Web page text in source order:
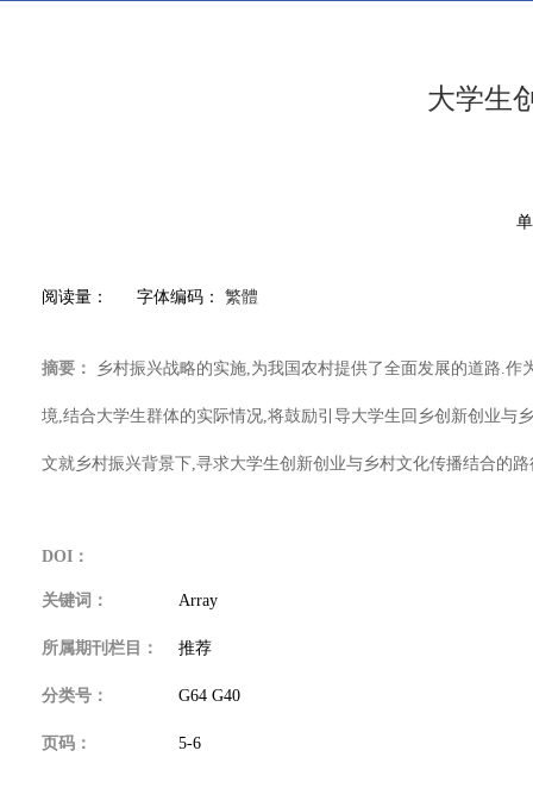
大学生
阅读量： 字体编码： 繁體
摘要： 乡村振兴战略的实施,为我国农村提供了全面发展的道路.
境,结合大学生群体的实际情况,将鼓励引导大学生回乡创新创业与
文就乡村振兴背景下,寻求大学生创新创业与乡村文化传播结合的
DOI：
关键词： Array
所属期刊栏目： 推荐
分类号： G64 G40
页码： 5-6